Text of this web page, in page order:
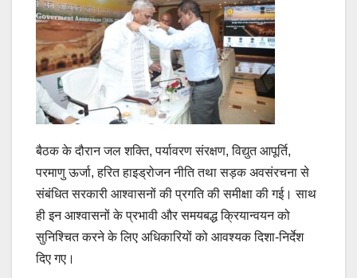
बैठक के दौरान जल शक्ति, पर्यावरण संरक्षण, विद्युत आपूर्ति,
परमाणु ऊर्जा, हरित हाइड्रोजन नीति तथा सड़क अवसंरचना से
संबंधित सरकारी आश्वासनों की प्रगति की समीक्षा की गई। साथ
ही इन आश्वासनों के प्रभावी और समयबद्ध क्रियान्वयन को
सुनिश्चित करने के लिए अधिकारियों को आवश्यक दिशा-निर्देश
दिए गए।